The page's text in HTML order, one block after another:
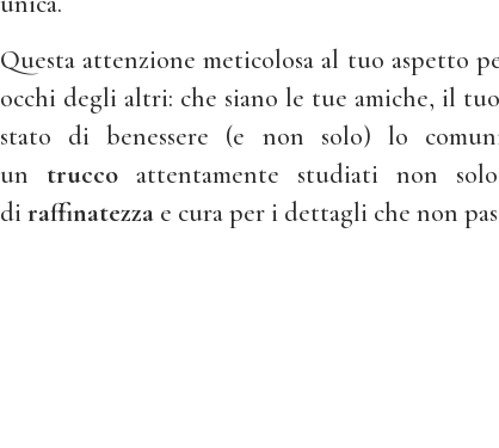
Questa attenzione meticolosa al tuo aspetto
occhi degli altri: che siano le tue amiche, il
stato di benessere (e non solo) lo
un trucco attentamente studiati non
di raffinatezza e cura per i dettagli che non